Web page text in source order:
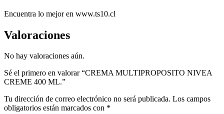
Encuentra lo mejor en www.ts10.cl
Valoraciones
No hay valoraciones aún.
Sé el primero en valorar “CREMA MULTIPROPOSITO NIVEA
CREME 400 ML.”
Tu dirección de correo electrónico no será publicada. Los campos
obligatorios están marcados con *